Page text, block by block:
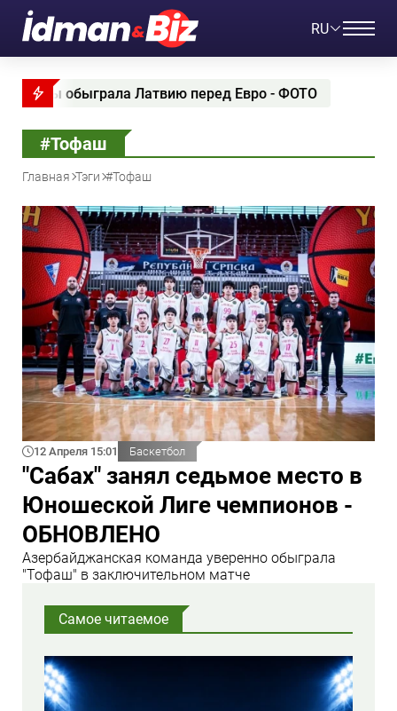
RU
обыграла Латвию перед Евро - ФОТО
#Тофаш
Главная Тэги #Тофаш
12 Апреля 15:01 Баскетбол
"Сабах" занял седьмое место в
Юношеской Лиге чемпионов -
ОБНОВЛЕНО
Азербайджанская команда уверенно обыграла
"Тофаш" в заключительном матче
Самое читаемое